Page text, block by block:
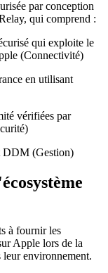
par conception
qui comprend :
qui exploite le
(Connectivité)
en utilisant
vérifiées par
DDM (Gestion)
à fournir les
Apple lors de la
environnement.